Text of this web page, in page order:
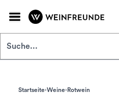
Startseite Weine Rotwein